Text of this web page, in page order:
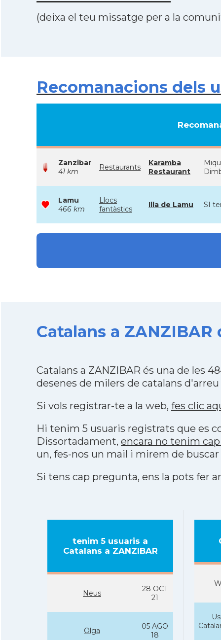
(deixa el teu missatge per a la
Recomanacions dels
Zanzibar
41 km
Restaurants
Karamba
Restaurant
Lamu
466 km
Llocs
fantàstics
Illa de Lamu SI
Catalans a
Catalans a ZANZIBAR és una de les
desenes de milers de catalans
Si vols registrar-te a la web, fes clic
Hi tenim 5 usuaris registrats que es
Dissortadament, encara no tenim
un, fes-nos un mail i mirem de
Si tens cap pregunta, ens la pots fer
tenim 5 usuaris a
Catalans a ZANZIBAR
Neus
28 OCT
21
Olga
05 AGO
18